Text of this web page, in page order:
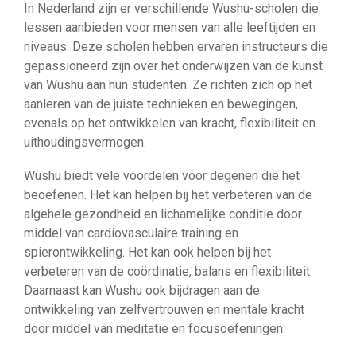
In Nederland zijn er verschillende Wushu-scholen die
lessen aanbieden voor mensen van alle leeftijden en
niveaus. Deze scholen hebben ervaren instructeurs die
gepassioneerd zijn over het onderwijzen van de kunst
van Wushu aan hun studenten. Ze richten zich op het
aanleren van de juiste technieken en bewegingen,
evenals op het ontwikkelen van kracht, flexibiliteit en
uithoudingsvermogen.
Wushu biedt vele voordelen voor degenen die het
beoefenen. Het kan helpen bij het verbeteren van de
algehele gezondheid en lichamelijke conditie door
middel van cardiovasculaire training en
spierontwikkeling. Het kan ook helpen bij het
verbeteren van de coördinatie, balans en flexibiliteit.
Daarnaast kan Wushu ook bijdragen aan de
ontwikkeling van zelfvertrouwen en mentale kracht
door middel van meditatie en focusoefeningen.